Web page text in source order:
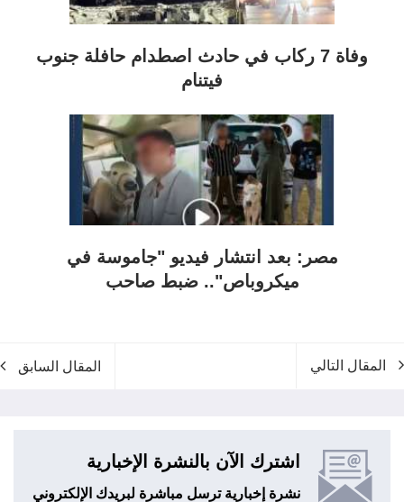
وفاة 7 ركاب في حادث اصطدام حافلة جنوب
فيتنام
مصر: بعد انتشار فيديو "جاموسة في
ميكروباص".. ضبط صاحب
المقال التالي المقال السابق
اشترك الآن بالنشرة الإخبارية
نشرة إخبارية ترسل مباشرة لبريدك الإلكتروني